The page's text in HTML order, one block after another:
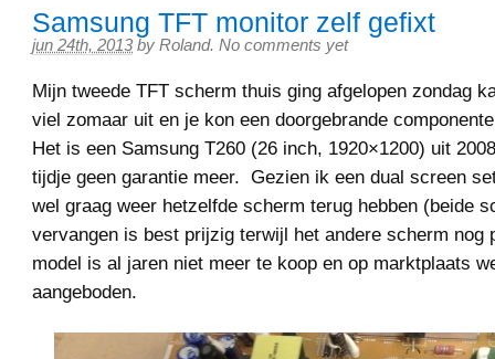
Samsung TFT monitor zelf gefixt
jun 24th, 2013 by Roland. No comments yet
Mijn tweede TFT scherm thuis ging afgelopen zondag
viel zomaar uit en je kon een doorgebrande
Het is een Samsung T260 (26 inch, 1920×1200) uit
tijdje geen garantie meer. Gezien ik een dual screen
wel graag weer hetzelfde scherm terug hebben (beide
vervangen is best prijzig terwijl het andere scherm nog
model is al jaren niet meer te koop en op marktplaats
aangeboden.